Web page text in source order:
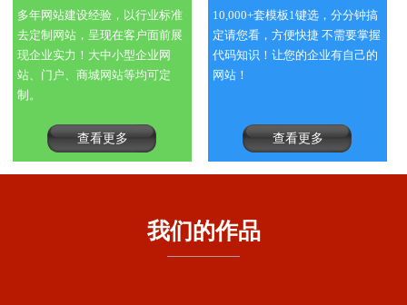
多年网站建设经验，以行业标准
去定制网站，呈现在客户面前展
现企业实力！大中小型企业网
站、门户、商城网站等均可定
制。
查看更多
10,000+套模板1键选，分分钟搞
定请您看，方便快捷 不需要掌握
代码知识！让您的企业有自己的
网站！
查看更多
我们的作品